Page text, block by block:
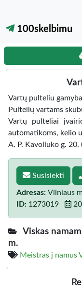
100skelbimu
Vartų pulteliu
Pultelių vartams
Vartų pulteliai
automatikoms, kelio
A. P. Kavoliuko g. 20,
Susisiekti
Adresas: Vilniaus
ID: 1273019
Viskas
m.
Meistras į namus